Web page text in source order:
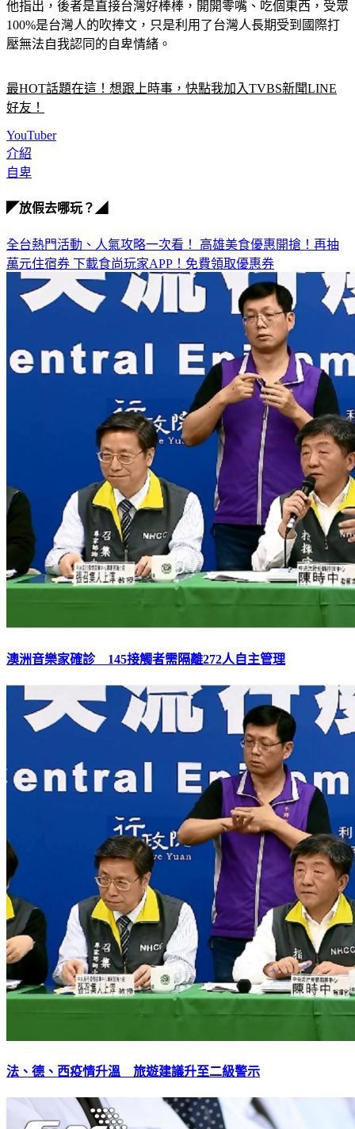
他指出，後者是直接台灣好棒棒，開開零嘴、吃個東西，受眾
100%是台灣人的吹捧文，只是利用了台灣人長期受到國際打
壓無法自我認同的自卑情緒。
最HOT話題在這！想跟上時事，快點我加入TVBS新聞LINE
好友！
YouTuber
介紹
自卑
◤放假去哪玩？◢
全台熱門活動、人氣攻略一次看！ 高雄美食優惠開搶！再抽
萬元住宿券 下載食尚玩家APP！免費領取優惠券
澳洲音樂家確診 145接觸者需隔離272人自主管理
法、德、西疫情升溫 旅遊建議升至二級警示